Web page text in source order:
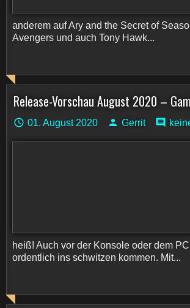
anderem auf Ary and the Secret of
Avengers und auch Tony Hawk...
Release-Vorschau August 2020 –
01. August 2020 Gerrit
heiß! Auch vor der Konsole oder dem
ordentlich ins schwitzen kommen. Mit...